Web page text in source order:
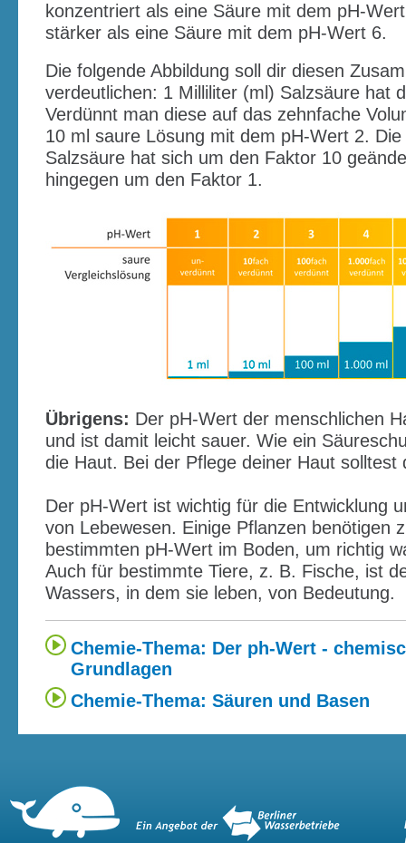
konzentriert als eine Säure mit dem pH-
stärker als eine Säure mit dem pH-Wert 6.
Die folgende Abbildung soll dir diesen
verdeutlichen: 1 Milliliter (ml) Salzsäure hat
Verdünnt man diese auf das zehnfache
10 ml saure Lösung mit dem pH-Wert 2.
Salzsäure hat sich um den Faktor 10
hingegen um den Faktor 1.
Übrigens: Der pH-Wert der menschlichen
und ist damit leicht sauer. Wie ein
die Haut. Bei der Pflege deiner Haut solltest
Der pH-Wert ist wichtig für die Entwicklung
von Lebewesen. Einige Pflanzen benötigen
bestimmten pH-Wert im Boden, um richtig
Auch für bestimmte Tiere, z. B. Fische, ist
Wassers, in dem sie leben, von Bedeutung.
Chemie-Thema: Der ph-Wert -
Grundlagen
Chemie-Thema: Säuren und Basen